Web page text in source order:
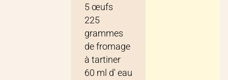
5 œufs
225
grammes
defromage
à tartiner
60 ml d' eau